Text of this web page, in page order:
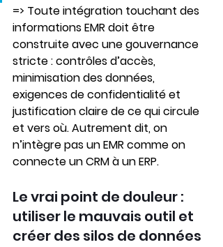
=> Toute intégration touchant des
informations EMR doit être
construite avec une gouvernance
stricte : contrôles d’accès,
minimisation des données,
exigences de confidentialité et
justification claire de ce qui circule
et vers où. Autrement dit, on
n’intègre pas un EMR comme on
connecte un CRM à un ERP.
Le vrai point de douleur :
utiliser le mauvais outil et
créer des silos de données